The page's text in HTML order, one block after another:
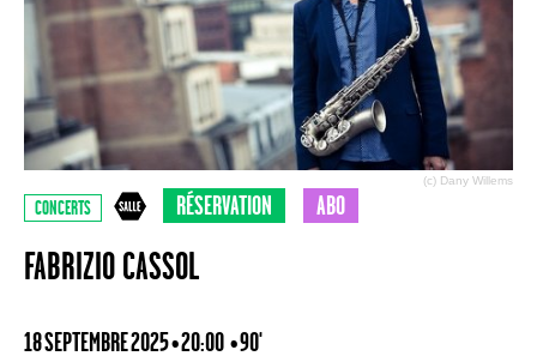
(c) Dany Willems
CONCERTS RÉSERVATION ABO
FABRIZIO CASSOL
18 SEPTEMBRE 2025 • 20:00 • 90'